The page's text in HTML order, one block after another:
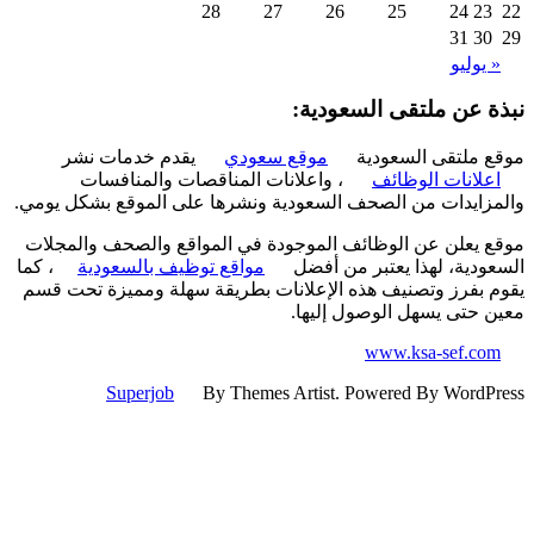
23
24
30
31
يوليو
عن ملتقى السعودية:
ملتقى السعودية موقع سعودي
يقدم خدمات نشر
الوظائف
، واعلانات المناقصات والمنافسات
من الصحف السعودية ونشرها على الموقع بشكل يومي.
يعلن عن الوظائف الموجودة في المواقع والصحف والمجلات
لهذا يعتبر من أفضل
مواقع توظيف بالسعودية
، كما
بفرز وتصنيف هذه الإعلانات بطريقة سهلة ومميزة تحت قسم
حتى يسهل الوصول إليها.
www.ksa-
Superjob
By Themes Artist. Powered By